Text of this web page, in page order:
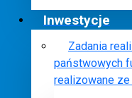
Inwestycje
Zadania
państwowych
realizowane